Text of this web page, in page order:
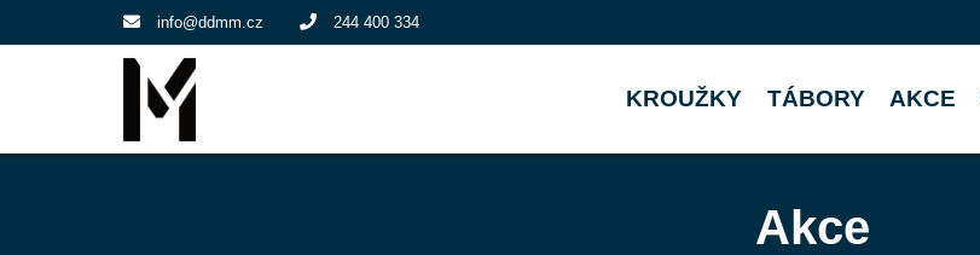
info@ddmm.cz 244 400 334
KROUŽKY TÁBORY AKCE
Akce